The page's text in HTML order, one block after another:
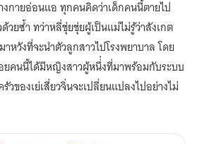
ทำ
ฟาร์ม
ยุค
70
จน
ร่ำรวย
งกายอ่อนแอ ทุกคนคิดว่าเด็กคนนี้ตายไป
วยซ้ำ ทว่าหลี่ชุ่ยชุ่ยผู้เป็นแม่ไม่รู้ว่าสังเกต
หวังที่จะนำตัวลูกสาวไปโรงพยาบาล โดย
อยคนนี้ได้มีหญิงสาวผู้หนึ่่งที่มาพร้อมกับระบบ
ของเย่เสี่ยวจิ่นจะเปลี่ยนแปลงไปอย่างไม่